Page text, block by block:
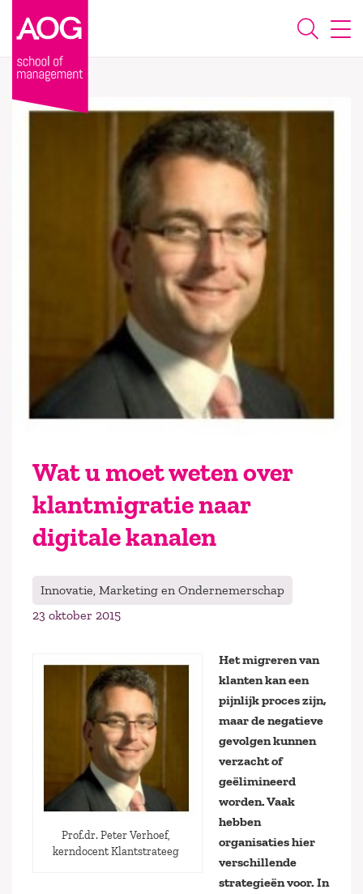
Wat u moet weten over
klantmigratie naar
digitale kanalen
Innovatie, Marketing en Ondernemerschap
23 oktober 2015
Prof.dr. Peter Verhoef,
kerndocent Klantstrateeg
Het migreren van
klanten kan een
pijnlijk proces zijn,
maar de negatieve
gevolgen kunnen
verzacht of
geëlimineerd
worden. Vaak
hebben
organisaties hier
verschillende
strategieën voor. In